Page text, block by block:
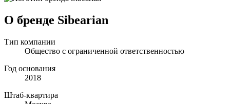
О бренде Sibearian
Тип компании
Общество с ограниченной ответственностью
Год основания
2018
Штаб-квартира